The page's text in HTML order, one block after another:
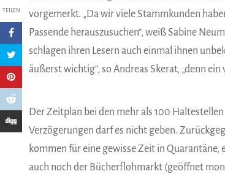
TEILEN
vorgemerkt. „Da wir viele Stammkunden
Passende herauszusuchen“, weiß Sabine
schlagen ihren Lesern auch einmal ihnen
äußerst wichtig“, so Andreas Skerat, „denn
Der Zeitplan bei den mehr als 100
Verzögerungen darf es nicht geben.
kommen für eine gewisse Zeit in
auch noch der Bücherflohmarkt (geöffnet